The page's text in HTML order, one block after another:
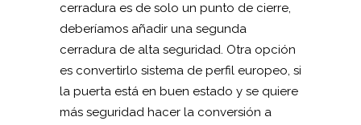
cerradura es de solo un punto de cierre,
deberíamos añadir una segunda
cerradura de alta seguridad. Otra opción
es convertirlo sistema de perfil europeo, si
la puerta está en buen estado y se quiere
más seguridad hacer la conversión a